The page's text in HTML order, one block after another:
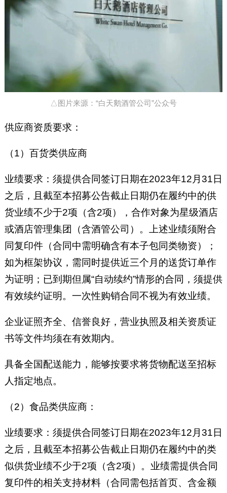
△图片来源：“白天鹅酒管公司”公众号
供应商资质要求：
（1）百货类供应商
业绩要求：须提供合同签订日期在2023年12月31日
之后，且截至本招募公告截止日期仍在履约中的供
货业绩不少于2项（含2项），合作对象为星级酒店
或酒店管理集团（含酒管公司）。上述业绩须附合
同复印件（合同中需明确含有本子包同类物资）；
如为框架协议，需同时提供近三个月的送货订单作
为证明；已到期但属“自动续约”情形的合同，须提供
有效续约证明。一次性购销合同不视为有效业绩。
企业证照齐全、信誉良好，营业执照及相关资质证
书等文件均须在有效期内。
具备全国配送能力，能够按要求将货物配送至招标
人指定地点。
（2）食品类供应商：
业绩要求：须提供合同签订日期在2023年12月31日
之后，且截至本招募公告截止日期仍在履约中的类
似供货业绩不少于2项（含2项）。业绩需提供合同
复印件的相关支持材料（合同需包括首页、含金额